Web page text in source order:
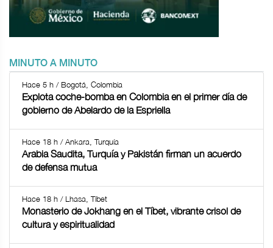
MINUTO A MINUTO
Hace 5 h / Bogotá, Colombia
Explota coche-bomba en Colombia en el primer día de
gobierno de Abelardo de la Espriella
Hace 18 h / Ankara, Turquía
Arabia Saudita, Turquía y Pakistán firman un acuerdo
de defensa mutua
Hace 18 h / Lhasa, Tíbet
Monasterio de Jokhang en el Tíbet, vibrante crisol de
cultura y espiritualidad